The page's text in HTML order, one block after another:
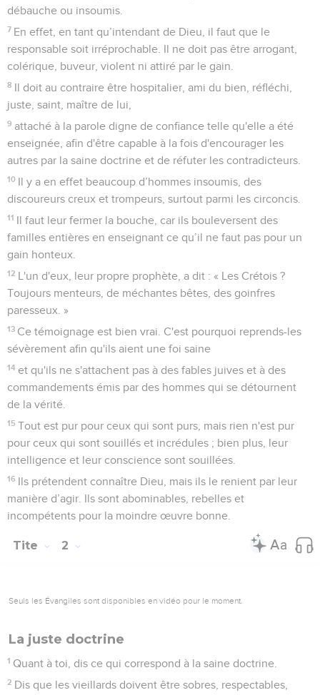
débauche ou insoumis.
7 En effet, en tant qu’intendant de Dieu, il faut que le
responsable soit irréprochable. Il ne doit pas être arrogant,
colérique, buveur, violent ni attiré par le gain.
8 Il doit au contraire être hospitalier, ami du bien, réfléchi,
juste, saint, maître de lui,
9 attaché à la parole digne de confiance telle qu'elle a été
enseignée, afin d'être capable à la fois d'encourager les
autres par la saine doctrine et de réfuter les contradicteurs.
10 Il y a en effet beaucoup d’hommes insoumis, des
discoureurs creux et trompeurs, surtout parmi les circoncis.
11 Il faut leur fermer la bouche, car ils bouleversent des
familles entières en enseignant ce qu’il ne faut pas pour un
gain honteux.
12 L'un d'eux, leur propre prophète, a dit : « Les Crétois ?
Toujours menteurs, de méchantes bêtes, des goinfres
paresseux. »
13 Ce témoignage est bien vrai. C'est pourquoi reprends-les
sévèrement afin qu'ils aient une foi saine
14 et qu'ils ne s'attachent pas à des fables juives et à des
commandements émis par des hommes qui se détournent
de la vérité.
15 Tout est pur pour ceux qui sont purs, mais rien n'est pur
pour ceux qui sont souillés et incrédules ; bien plus, leur
intelligence et leur conscience sont souillées.
16 Ils prétendent connaître Dieu, mais ils le renient par leur
manière d’agir. Ils sont abominables, rebelles et
incompétents pour la moindre œuvre bonne.
Tite 2
Seuls les Évangiles sont disponibles en vidéo pour le moment.
La juste doctrine
1 Quant à toi, dis ce qui correspond à la saine doctrine.
2 Dis que les vieillards doivent être sobres, respectables,